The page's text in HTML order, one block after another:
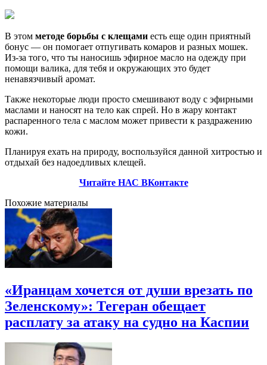
В этом методе борьбы с клещами есть еще один приятный
бонус — он помогает отпугивать комаров и разных мошек.
Из-за того, что ты наносишь эфирное масло на одежду при
помощи валика, для тебя и окружающих это будет
ненавязчивый аромат.
Также некоторые люди просто смешивают воду с эфирными
маслами и наносят на тело как спрей. Но в жару контакт
распаренного тела с маслом может привести к раздражению
кожи.
Планируя ехать на природу, воспользуйся данной хитростью и
отдыхай без надоедливых клещей.
Читайте НАС ВКонтакте
Похожие материалы
«Иранцам хочется от души врезать по
Зеленскому»: Тегеран обещает
расплату за атаку на судно на Каспии